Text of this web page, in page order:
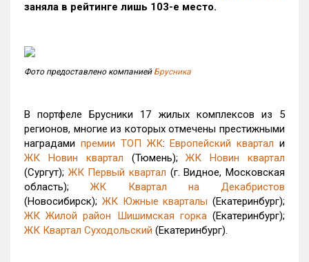
заняла в рейтинге лишь 103-е место.
Фото предоставлено компанией Брусника
В портфеле Брусники 17 жилых комплексов из 5
регионов, многие из которых отмечены престижными
наградами премии ТОП ЖК:Европейский квартал и
ЖК Новин квартал (Тюмень);ЖК Новин квартал
(Сургут); ЖК Первый квартал (г. Видное, Московская
область);ЖК Квартал на Декабристов
(Новосибирск); ЖК Южные кварталы (Екатеринбург);
ЖК Жилой район Шишимская горка(Екатеринбург);
ЖК Квартал Суходольский (Екатеринбург).